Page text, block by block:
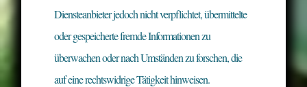
Diensteanbieter jedoch nicht verpflichtet, übermittelte
oder gespeicherte fremde Informationen zu
überwachen oder nach Umständen zu forschen, die
auf eine rechtswidrige Tätigkeit hinweisen.